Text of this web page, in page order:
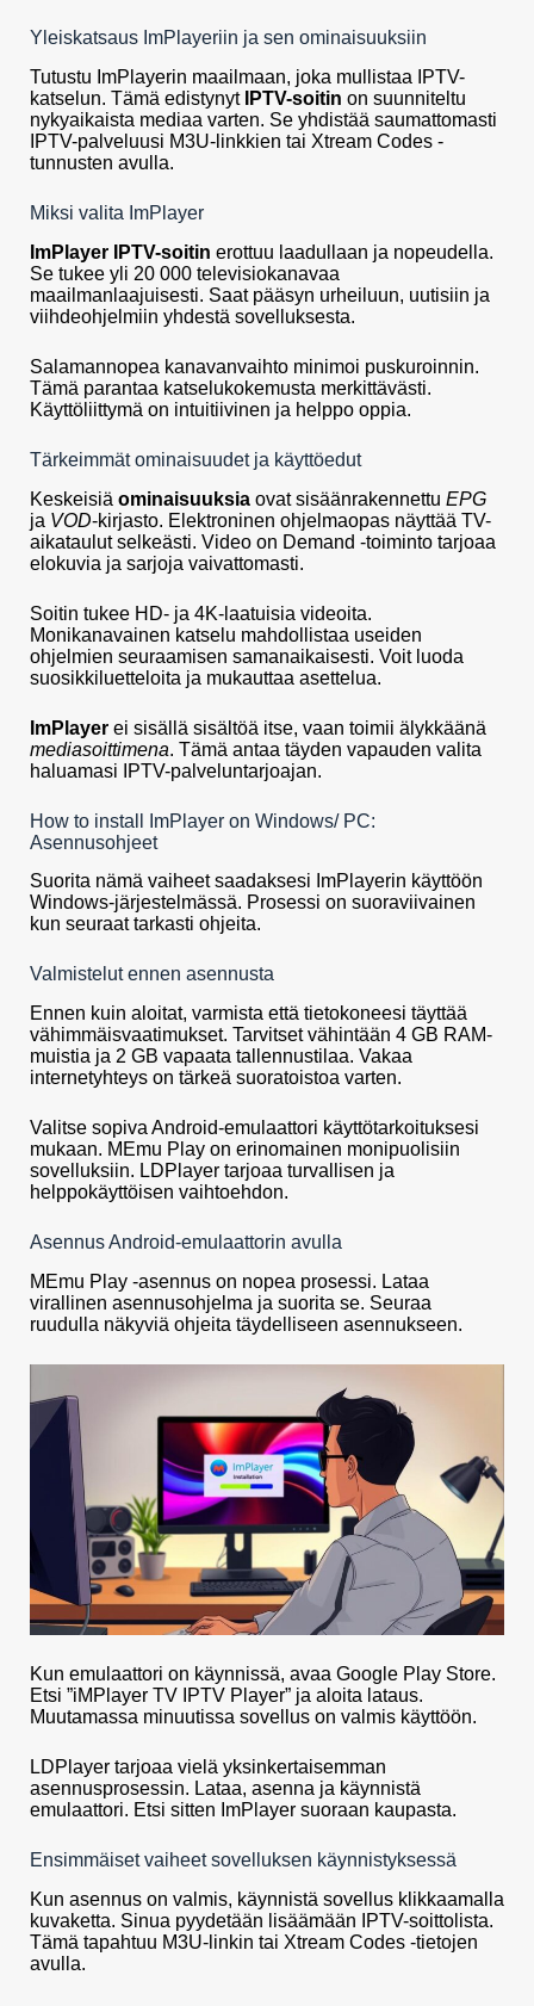
Yleiskatsaus ImPlayeriin ja sen ominaisuuksiin
Tutustu ImPlayerin maailmaan, joka mullistaa IPTV-
katselun. Tämä edistynyt IPTV-soitin on suunniteltu
nykyaikaista mediaa varten. Se yhdistää saumattomasti
IPTV-palveluusi M3U-linkkien tai Xtream Codes -
tunnusten avulla.
Miksi valita ImPlayer
ImPlayer IPTV-soitin erottuu laadullaan ja nopeudella.
Se tukee yli 20 000 televisiokanavaa
maailmanlaajuisesti. Saat pääsyn urheiluun, uutisiin ja
viihdeohjelmiin yhdestä sovelluksesta.
Salamannopea kanavanvaihto minimoi puskuroinnin.
Tämä parantaa katselukokemusta merkittävästi.
Käyttöliittymä on intuitiivinen ja helppo oppia.
Tärkeimmät ominaisuudet ja käyttöedut
Keskeisiä ominaisuuksia ovat sisäänrakennettu EPG
ja VOD-kirjasto. Elektroninen ohjelmaopas näyttää TV-
aikataulut selkeästi. Video on Demand -toiminto tarjoaa
elokuvia ja sarjoja vaivattomasti.
Soitin tukee HD- ja 4K-laatuisia videoita.
Monikanavainen katselu mahdollistaa useiden
ohjelmien seuraamisen samanaikaisesti. Voit luoda
suosikkiluetteloita ja mukauttaa asettelua.
ImPlayer ei sisällä sisältöä itse, vaan toimii älykkäänä
mediasoittimena. Tämä antaa täyden vapauden valita
haluamasi IPTV-palveluntarjoajan.
How to install ImPlayer on Windows/ PC:
Asennusohjeet
Suorita nämä vaiheet saadaksesi ImPlayerin käyttöön
Windows-järjestelmässä. Prosessi on suoraviivainen
kun seuraat tarkasti ohjeita.
Valmistelut ennen asennusta
Ennen kuin aloitat, varmista että tietokoneesi täyttää
vähimmäisvaatimukset. Tarvitset vähintään 4 GB RAM-
muistia ja 2 GB vapaata tallennustilaa. Vakaa
internetyhteys on tärkeä suoratoistoa varten.
Valitse sopiva Android-emulaattori käyttötarkoituksesi
mukaan. MEmu Play on erinomainen monipuolisiin
sovelluksiin. LDPlayer tarjoaa turvallisen ja
helppokäyttöisen vaihtoehdon.
Asennus Android-emulaattorin avulla
MEmu Play -asennus on nopea prosessi. Lataa
virallinen asennusohjelma ja suorita se. Seuraa
ruudulla näkyviä ohjeita täydelliseen asennukseen.
Kun emulaattori on käynnissä, avaa Google Play Store.
Etsi ”iMPlayer TV IPTV Player” ja aloita lataus.
Muutamassa minuutissa sovellus on valmis käyttöön.
LDPlayer tarjoaa vielä yksinkertaisemman
asennusprosessin. Lataa, asenna ja käynnistä
emulaattori. Etsi sitten ImPlayer suoraan kaupasta.
Ensimmäiset vaiheet sovelluksen käynnistyksessä
Kun asennus on valmis, käynnistä sovellus klikkaamalla
kuvaketta. Sinua pyydetään lisäämään IPTV-soittolista.
Tämä tapahtuu M3U-linkin tai Xtream Codes -tietojen
avulla.